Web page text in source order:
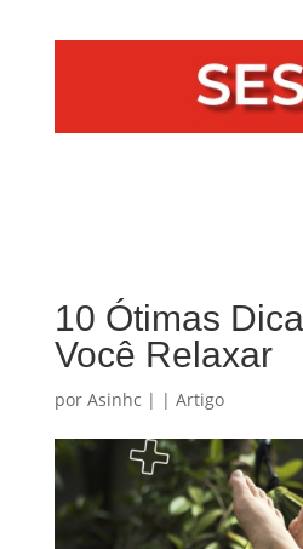
10 Ótimas
Você Relaxar
por Asinhc | | Artigo